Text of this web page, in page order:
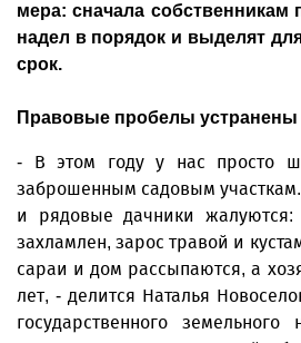
мера: сначала собственникам
надел в порядок и выделят
срок.
Правовые пробелы устранены
- В этом году у нас просто
заброшенным садовым
и рядовые дачники жалуются:
захламлен, зарос травой и
сараи и дом рассыпаются, а
лет, - делится Наталья
государственного земельного